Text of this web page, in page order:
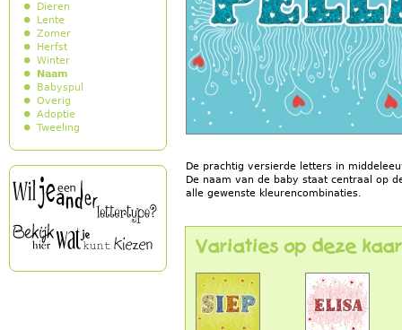
De prachtig versierde letters in
De naam van de baby staat centraal op
alle gewenste kleurencombinaties.
Variaties op deze
Dieren
Lente
Zomer
Herfst
Winter
Naam
Babyspul
Overig
Adoptie
Tweeling